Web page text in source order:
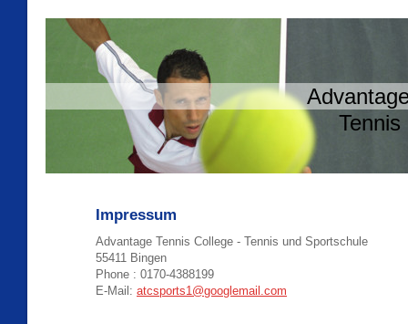
Advantage
Tennis und
Impressum
Advantage Tennis College - Tennis und Sportschule
55411 Bingen
Phone : 0170-4388199
E-Mail: atcsports1@googlemail.com